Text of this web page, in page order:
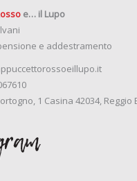
e… il Lupo
e addestramento
1 Casina 42034, Reggio